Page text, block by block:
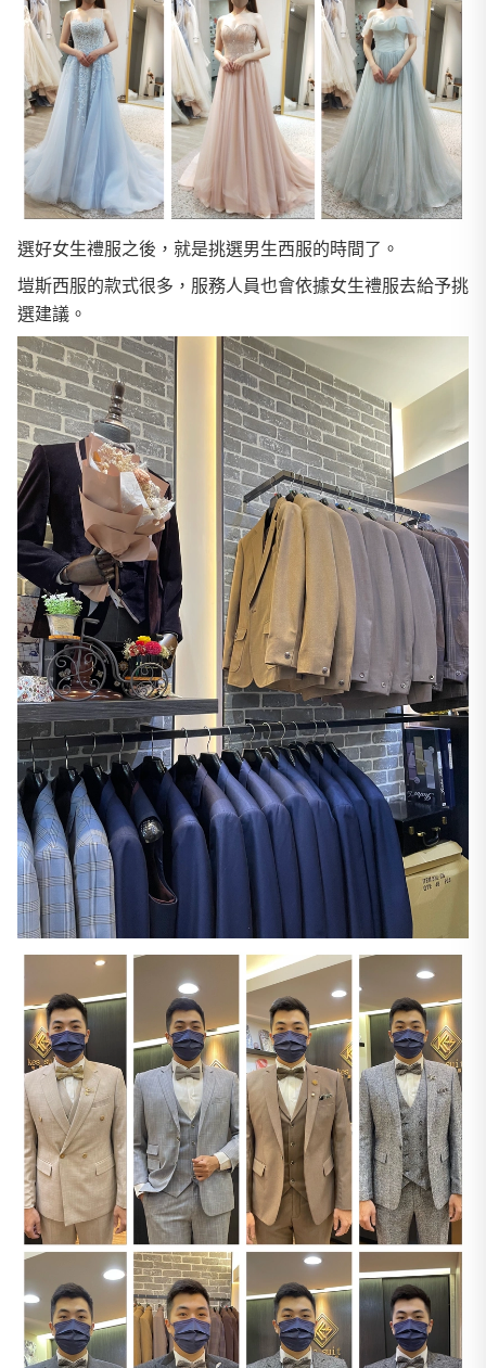
選好女生禮服之後，就是挑選男生西服的時間了。
塏斯西服的款式很多，服務人員也會依據女生禮服去給予挑
選建議。